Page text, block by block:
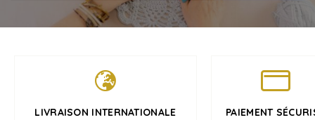
LIVRAISON INTERNATIONALE
PAIEMENT